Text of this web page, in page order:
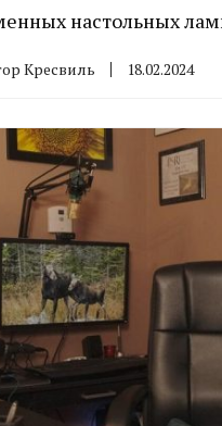
настольных
Кресвиль 18.02.2024